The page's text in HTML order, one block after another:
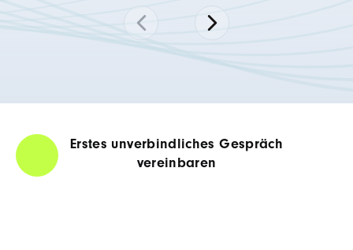
Erstes unverbindliches Gespräch
vereinbaren